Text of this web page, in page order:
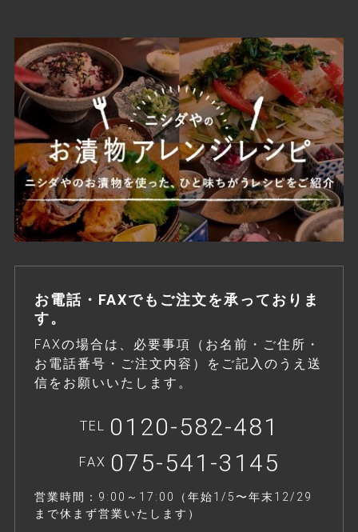
お電話・FAXでもご注文を承っておりま
す。
FAXの場合は、必要事項（お名前・ご住所・
お電話番号・ご注文内容）をご記入のうえ送
信をお願いいたします。
TEL 0120-582-481
FAX 075-541-3145
営業時間：9:00～17:00（年始1/5〜年末12/29
まで休まず営業いたします）